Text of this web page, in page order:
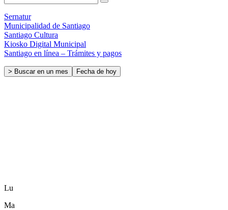
Sernatur
Municipalidad de Santiago
Santiago Cultura
Kiosko Digital Municipal
Santiago en línea – Trámites y pagos
> Buscar en un mes Fecha de hoy
Lu
Ma